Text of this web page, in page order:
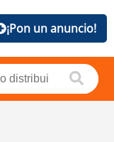
¡Pon un anuncio!